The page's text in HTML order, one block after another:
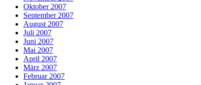
Oktober 2007
September 2007
August 2007
Juli 2007
Juni 2007
Mai 2007
April 2007
März 2007
Februar 2007